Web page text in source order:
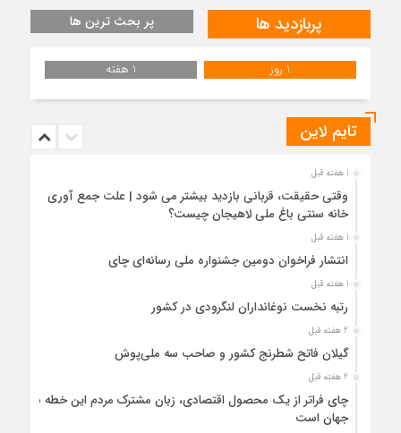
پربازدید ها پر بحث ترین ها
1 روز 1 هفته
تایم لاین
1 هفته قبل
وقتی حقیقت، قربانی بازدید بیشتر می شود | علت جمع آوری
خانه سنتی باغ ملی لاهیجان چیست؟
1 هفته قبل
انتشار فراخوان دومین جشنواره ملی رسانه‌ای چای
1 هفته قبل
رتبه نخست نوغانداران لنگرودی در کشور
2 هفته قبل
گیلان فاتح شطرنج کشور و صاحب سه ملی‌پوش
2 هفته قبل
چای فراتر از یک محصول اقتصادی، زبان مشترک مردم این خطه با
جهان است